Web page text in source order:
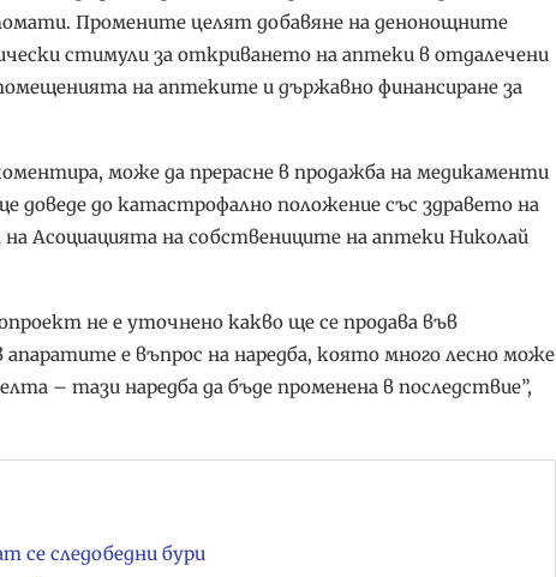
Промените целят добавяне на денонощните
стимули за откриването на аптеки в отдалечени
на аптеките и държавно финансиране за
може да прерасне в продажба на медикаменти
доведе до катастрофално положение със здравето на
на Асоциацията на собствениците на аптеки Николай
не е уточнено какво ще се продава във
е въпрос на наредба, която много лесно може
– тази наредба да бъде променена в последствие”,
се следобедни бури